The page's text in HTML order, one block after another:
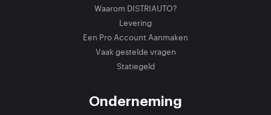
Waarom DISTRIAUTO?
Levering
Een Pro Account Aanmaken
Vaak gestelde vragen
Statiegeld
Onderneming